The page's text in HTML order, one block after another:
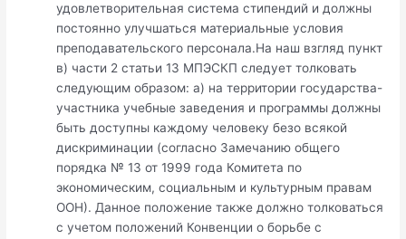
удовлетворительная система стипендий и должны
постоянно улучшаться материальные условия
преподавательского персонала.На наш взгляд пункт
в) части 2 статьи 13 МПЭСКП следует толковать
следующим образом: а) на территории государства-
участника учебные заведения и программы должны
быть доступны каждому человеку безо всякой
дискриминации (согласно Замечанию общего
порядка № 13 от 1999 года Комитета по
экономическим, социальным и культурным правам
ООН). Данное положение также должно толковаться
с учетом положений Конвенции о борьбе с